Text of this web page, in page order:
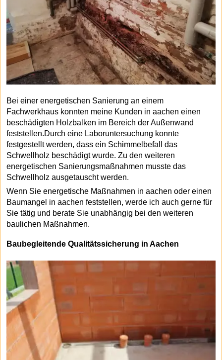
Bei einer energetischen Sanierung an einem
Fachwerkhaus konnten meine Kunden in aachen einen
beschädigten Holzbalken im Bereich der Außenwand
feststellen.Durch eine Laboruntersuchung konnte
festgestellt werden, dass ein Schimmelbefall das
Schwellholz beschädigt wurde. Zu den weiteren
energetischen Sanierungsmaßnahmen musste das
Schwellholz ausgetauscht werden.
Wenn Sie energetische Maßnahmen in aachen oder einen
Baumangel in aachen feststellen, werde ich auch gerne für
Sie tätig und berate Sie unabhängig bei den weiteren
baulichen Maßnahmen.
Baubegleitende Qualitätssicherung in Aachen